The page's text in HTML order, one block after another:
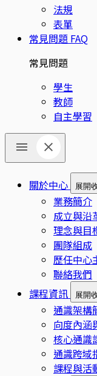
法規
表單
常見問題 FAQ
常見問題
學生
教師
自主學習
關於中心 展開
業務簡介
成立與沿
理念與目
團隊組成
歷任中心
聯絡我們
課程資訊
展開
通識架構
向度內涵
核心通識
通識跨域
課程與活